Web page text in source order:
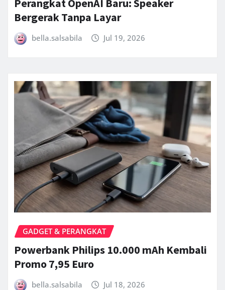
Perangkat OpenAI Baru: Speaker
Bergerak Tanpa Layar
bella.salsabila Jul 19, 2026
GADGET & PERANGKAT
Powerbank Philips 10.000 mAh Kembali
Promo 7,95 Euro
bella.salsabila Jul 18, 2026